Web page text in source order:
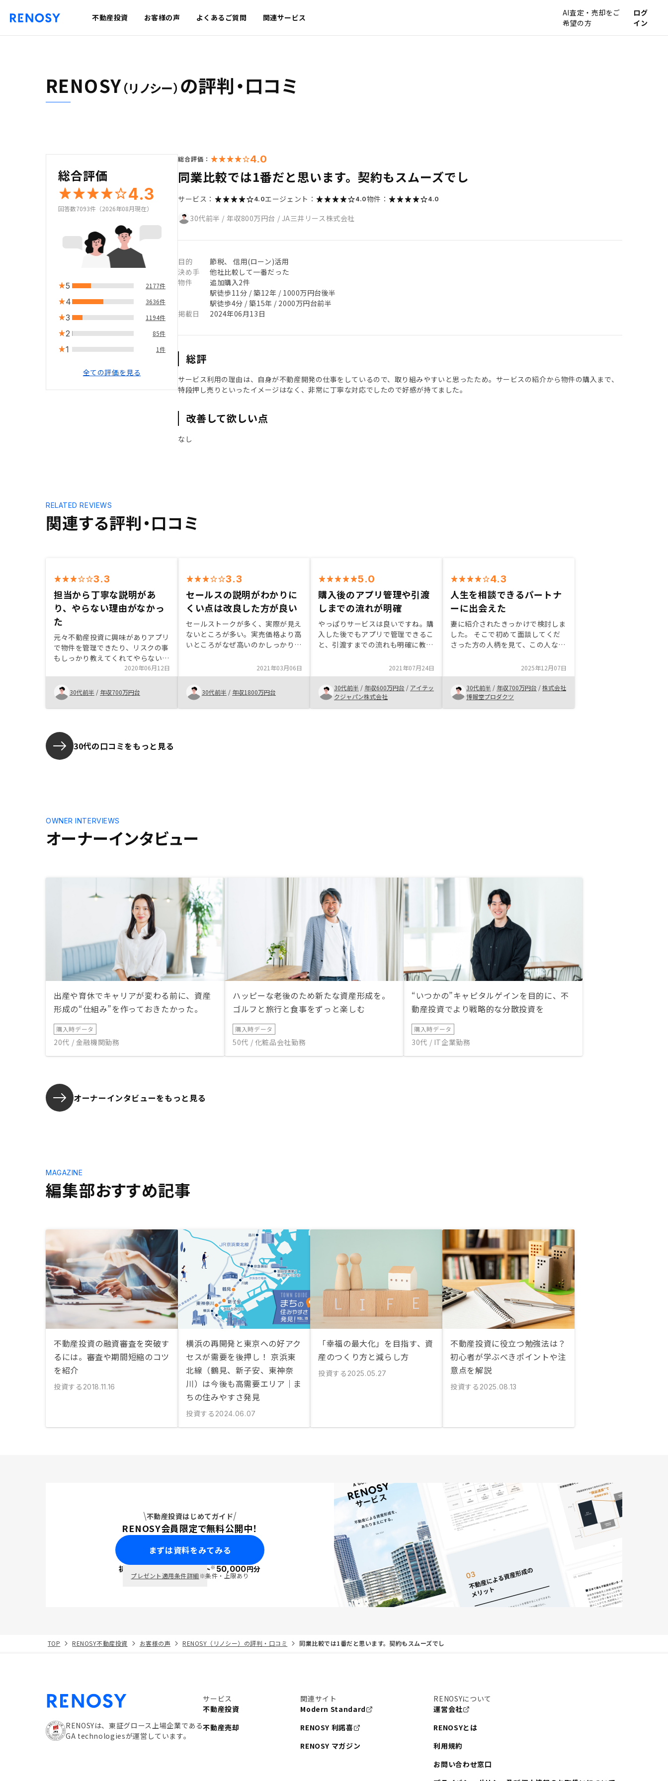
不動産投資 お客様の声 よくあるご質問 関連サービス
AI査定・売却をご
希望の方
ログ
イン
RENOSY（リノシー） の評判・口コミ
総合評価
4.3
回答数7093件（2026年08月現在）
5 2177件
4 3636件
3 1194件
2 85件
1 1件
全ての評価を見る
総合評価： 4.0
同業比較では1番だと思います。契約もスムーズでし
サービス： 4.0エージェント： 4.0物件： 4.0
30代前半 / 年収800万円台 / JA三井リース株式会社
目的
節税、 信用(ローン)活用
決め手
他社比較して一番だった
物件
追加購入2件
駅徒歩11分 / 築12年 / 1000万円台後半
駅徒歩4分 / 築15年 / 2000万円台前半
掲載日
2024年06月13日
総評
サービス利用の理由は、自身が不動産開発の仕事をしているので、取り組みやすいと思ったため。サービスの紹介から物件の購入まで、
特段押し売りといったイメージはなく、非常に丁寧な対応でしたので好感が持てました。
改善して欲しい点
なし
関連する評判・口コミ
RELATED REVIEWS
3.3
担当から丁寧な説明があ
り、やらない理由がなかっ
た
元々不動産投資に興味がありアプリ
で物件を管理できたり、リスクの事
もしっかり教えてくれてやらない理
由がほとんどなく始めることができ
ました。
2020年06月12日
30代前半 / 年収700万円台
3.3
セールスの説明がわかりに
くい点は改良した方が良い
セールストークが多く、実際が見え
ないところが多い。実売価格より高
いところがなぜ高いのかしっかり説
2021年03月06日
30代前半 / 年収1800万円台
5.0
購入後のアプリ管理や引渡
しまでの流れが明確
やっぱりサービスは良いですね。購
入した後でもアプリで管理できるこ
と、引渡すまでの流れも明確に教え
金額は相場より高いですから要注意
です。
2021年07月24日
30代前半 / 年収600万円台 / アイテッ
クジャパン株式会社
4.3
人生を相談できるパートナ
ーに出会えた
妻に紹介されたきっかけで検討しま
した。 そこで初めて面談してくだ
さった方の人柄を見て、この人なら
惹かれて申し込みを決めました。
まだ購入完了から日が経っていない
ので実際のサービスについてはよく
分かりませんが、この人なら任せた
いと思える方に出会えたことが一番
2025年12月07日
30代前半 / 年収700万円台 /株式会社
博報堂プロダクツ
30代の口コミをもっと見る
オーナーインタビュー
OWNER INTERVIEWS
出産や育休でキャリアが変わる前に、資産
形成の“仕組み”を作っておきたかった。
購入時データ
20代 / 金融機関勤務
ハッピーな老後のため新たな資産形成を。
ゴルフと旅行と食事をずっと楽しむ
購入時データ
50代 / 化粧品会社勤務
“いつかの”キャピタルゲインを目的に、不
動産投資でより戦略的な分散投資を
購入時データ
30代 / IT企業勤務
オーナーインタビューをもっと見る
編集部おすすめ記事
MAGAZINE
不動産投資の融資審査を突破す
るには。審査や期間短縮のコツ
を紹介
投資する 2018.11.16
横浜の再開発と東京への好アク
セスが需要を後押し！ 京浜東
北線（鶴見、新子安、東神奈
川）は今後も高需要エリア｜ま
ちの住みやすさ発見
投資する 2024.06.07
「幸福の最大化」を目指す、資
産のつくり方と減らし方
投資する 2025.05.27
不動産投資に役立つ勉強法は？
初心者が学ぶべきポイントや注
意点を解説
投資する 2025.08.13
不動産投資はじめてガイド
RENOSY会員限定で無料公開中！
まずは資料をみてみる
初回面談で ポイント※50,000円分
プレゼント適用条件詳細※条件・上限あり
TOP RENOSY不動産投資 お客様の声 RENOSY（リノシー）の評判・口コミ 同業比較では1番だと思います。契約もスムーズでし
RENOSYは、東証グロース上場企業である
GA technologiesが運営しています。
サービス
不動産投資
不動産売却
関連サイト
Modern Standard
RENOSY 利諾喜
RENOSY マガジン
RENOSYについて
運営会社
RENOSYとは
利用規約
お問い合わせ窓口